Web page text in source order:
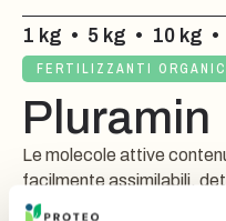
1 kg • 5 kg • 10 kg •
FERTILIZZANTI
Pluramin
Le molecole attive
facilmente assimilabili,
diversi processi